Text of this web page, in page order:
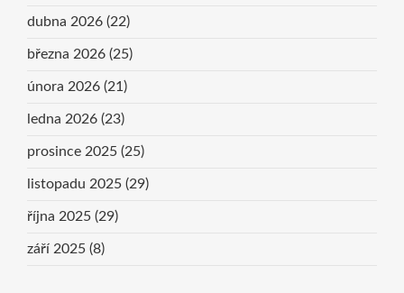
dubna 2026 (22)
března 2026 (25)
února 2026 (21)
ledna 2026 (23)
prosince 2025 (25)
listopadu 2025 (29)
října 2025 (29)
září 2025 (8)